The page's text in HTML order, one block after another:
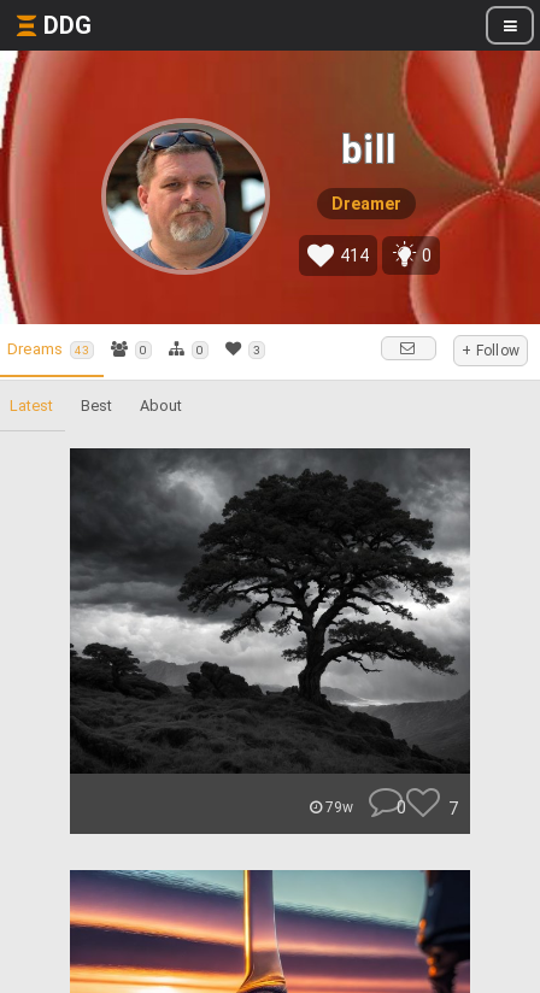
DDG
bill
Dreamer
414 0
Dreams 43 0 0 3 + Follow
Latest Best About
79w 0 7